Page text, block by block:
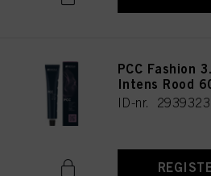
PCC Fashion
Intens Rood
ID-nr. 2939323